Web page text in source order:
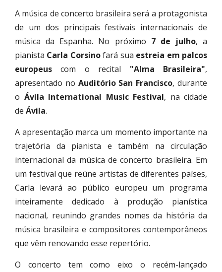
A música de concerto brasileira será a protagonista
de um dos principais festivais internacionais de
música da Espanha. No próximo 7 de julho, a
pianista Carla Corsinofará sua estreia em palcos
europeus com o recital "Alma Brasileira",
apresentado no Auditório San Francisco, durante
o Ávila International Music Festival, na cidade
de Ávila.
A apresentação marca um momento importante na
trajetória da pianista e também na circulação
internacional da música de concerto brasileira. Em
um festival que reúne artistas de diferentes países,
Carla levará ao público europeu um programa
inteiramente dedicado à produção pianística
nacional, reunindo grandes nomes da história da
música brasileira e compositores contemporâneos
que vêm renovando esse repertório.
O concerto tem como eixo o recém-lançado